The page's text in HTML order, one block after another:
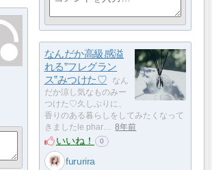
なんだか高級感溢
れる”フレグラン
ス”みつけた♡
なん
だか涼し気なものみー
つけた♡久しぶりに、
香りのある暮らしをしてみたくなって
きましたle phar…
8年前
いいね！ 0
fururira